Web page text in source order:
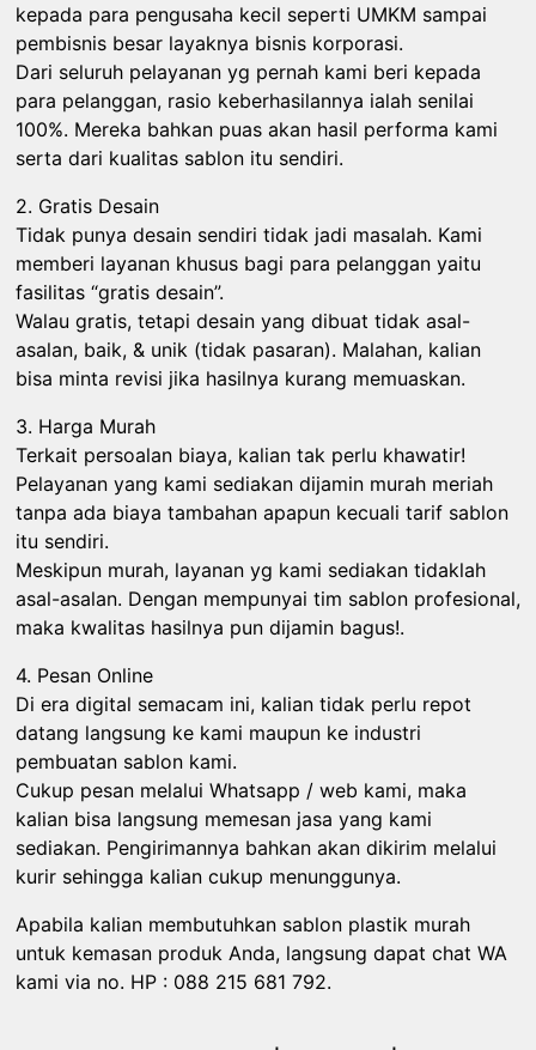
kepada para pengusaha kecil seperti UMKM sampai
pembisnis besar layaknya bisnis korporasi.
Dari seluruh pelayanan yg pernah kami beri kepada
para pelanggan, rasio keberhasilannya ialah senilai
100%. Mereka bahkan puas akan hasil performa kami
serta dari kualitas sablon itu sendiri.
2. Gratis Desain
Tidak punya desain sendiri tidak jadi masalah. Kami
memberi layanan khusus bagi para pelanggan yaitu
fasilitas “gratis desain”.
Walau gratis, tetapi desain yang dibuat tidak asal-
asalan, baik, & unik (tidak pasaran). Malahan, kalian
bisa minta revisi jika hasilnya kurang memuaskan.
3. Harga Murah
Terkait persoalan biaya, kalian tak perlu khawatir!
Pelayanan yang kami sediakan dijamin murah meriah
tanpa ada biaya tambahan apapun kecuali tarif sablon
itu sendiri.
Meskipun murah, layanan yg kami sediakan tidaklah
asal-asalan. Dengan mempunyai tim sablon profesional,
maka kwalitas hasilnya pun dijamin bagus!.
4. Pesan Online
Di era digital semacam ini, kalian tidak perlu repot
datang langsung ke kami maupun ke industri
pembuatan sablon kami.
Cukup pesan melalui Whatsapp / web kami, maka
kalian bisa langsung memesan jasa yang kami
sediakan. Pengirimannya bahkan akan dikirim melalui
kurir sehingga kalian cukup menunggunya.
Apabila kalian membutuhkan sablon plastik murah
untuk kemasan produk Anda, langsung dapat chat WA
kami via no. HP : 088 215 681 792.